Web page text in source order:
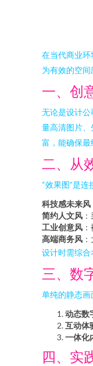
在当代商业
为有效的空
一、创
无论是设计
量高清图片
富，能确保最
二、从
“效果图”是
科技感未来风
简约人文风
工业创意风
高端商务风
设计时需综合
三、数
单纯的静态画
动态数
互动体
一体化
四、实